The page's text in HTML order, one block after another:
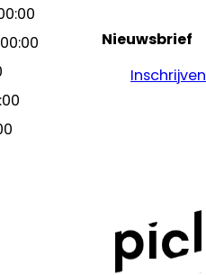
Nieuwsbrief
Inschrijven